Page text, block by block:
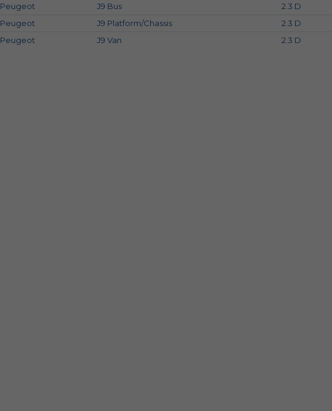
Peugeot
J9 Bus 2.3 D
Peugeot
J9 Platform/Chassis 2.3 D
Peugeot
J9 Van 2.3 D